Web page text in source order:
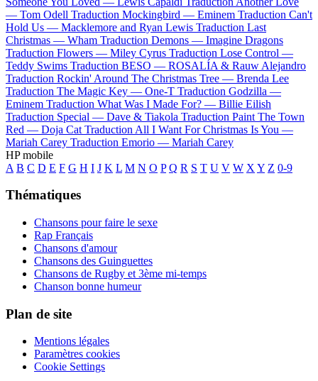
— Tom Odell Traduction Mockingbird — Eminem Traduction Can't
Hold Us — Macklemore and Ryan Lewis Traduction Last
Christmas — Wham Traduction Demons — Imagine Dragons
Traduction Flowers — Miley Cyrus Traduction Lose Control —
Teddy Swims Traduction BESO — ROSALÍA & Rauw Alejandro
Traduction Rockin' Around The Christmas Tree — Brenda Lee
Traduction The Magic Key — One-T Traduction Godzilla —
Eminem Traduction What Was I Made For? — Billie Eilish
Traduction Special — Dave & Tiakola Traduction Paint The Town
Red — Doja Cat Traduction All I Want For Christmas Is You —
Mariah Carey Traduction Emorio — Mariah Carey
HP mobile
A B C D E F G H I J K L M N O P Q R S T U V W X Y Z 0-9
Thématiques
Chansons pour faire le sexe
Rap Français
Chansons d'amour
Chansons des Guinguettes
Chansons de Rugby et 3ème mi-temps
Chanson bonne humeur
Plan de site
Mentions légales
Paramètres cookies
Cookie Settings